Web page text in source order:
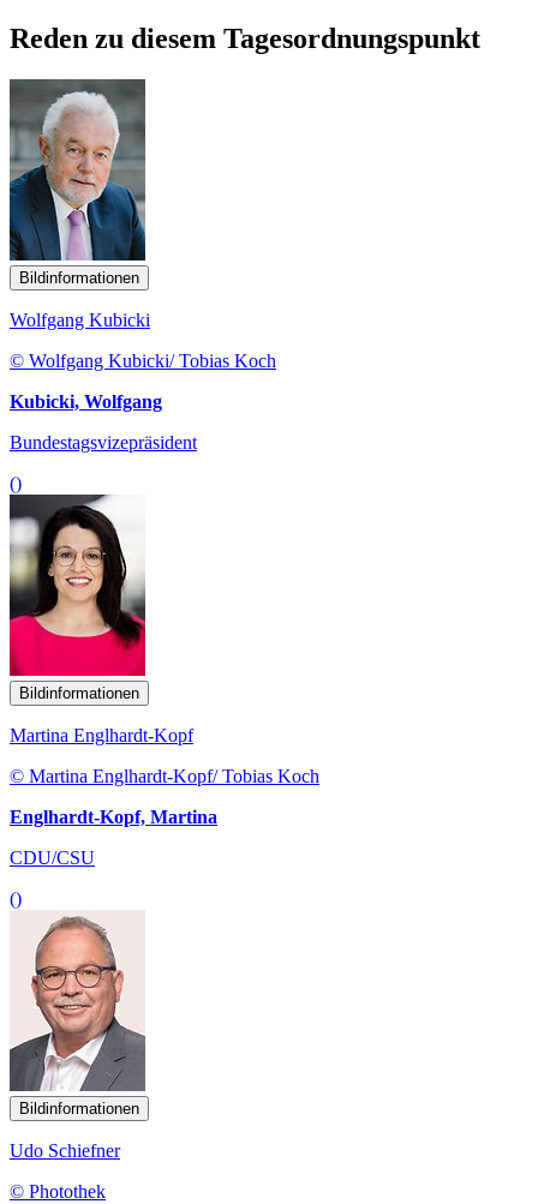
Reden zu diesem Tagesordnungspunkt
Bildinformationen
Wolfgang Kubicki
© Wolfgang Kubicki/ Tobias Koch
Kubicki, Wolfgang
Bundestagsvizepräsident
()
Bildinformationen
Martina Englhardt-Kopf
© Martina Englhardt-Kopf/ Tobias Koch
Englhardt-Kopf, Martina
CDU/CSU
()
Bildinformationen
Udo Schiefner
© Photothek